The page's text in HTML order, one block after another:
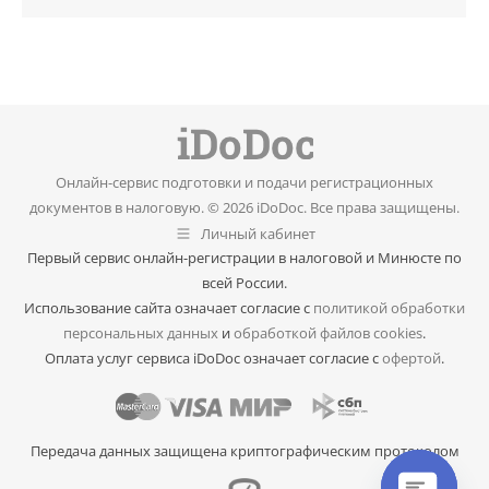
Онлайн-сервис подготовки и подачи регистрационных
документов в налоговую. © 2026 iDoDoc. Все права защищены.
Личный кабинет
Первый сервис онлайн-регистрации в налоговой и Минюсте по
всей России.
Использование сайта означает согласие с политикой обработки
персональных данных иобработкой файлов cookies.
Оплата услуг сервиса iDoDoc означает согласие софертой.
Передача данных защищена криптографическим протоколом